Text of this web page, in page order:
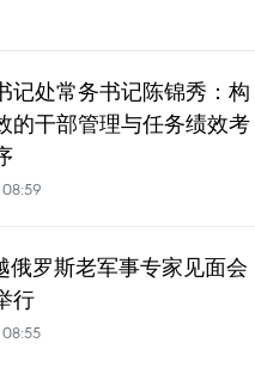
记处常务书记陈锦秀：构
的干部管理与任务绩效考
俄罗斯老军事专家见面会
行